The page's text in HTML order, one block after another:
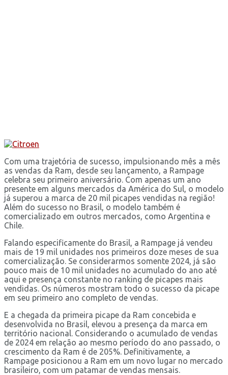
Com uma trajetória de sucesso, impulsionando mês a mês
as vendas da Ram, desde seu lançamento, a Rampage
celebra seu primeiro aniversário. Com apenas um ano
presente em alguns mercados da América do Sul, o modelo
já superou a marca de 20 mil picapes vendidas na região!
Além do sucesso no Brasil, o modelo também é
comercializado em outros mercados, como Argentina e
Chile.
Falando especificamente do Brasil, a Rampage já vendeu
mais de 19 mil unidades nos primeiros doze meses de sua
comercialização. Se considerarmos somente 2024, já são
pouco mais de 10 mil unidades no acumulado do ano até
aqui e presença constante no ranking de picapes mais
vendidas. Os números mostram todo o sucesso da picape
em seu primeiro ano completo de vendas.
E a chegada da primeira picape da Ram concebida e
desenvolvida no Brasil, elevou a presença da marca em
território nacional. Considerando o acumulado de vendas
de 2024 em relação ao mesmo período do ano passado, o
crescimento da Ram é de 205%. Definitivamente, a
Rampage posicionou a Ram em um novo lugar no mercado
brasileiro, com um patamar de vendas mensais.